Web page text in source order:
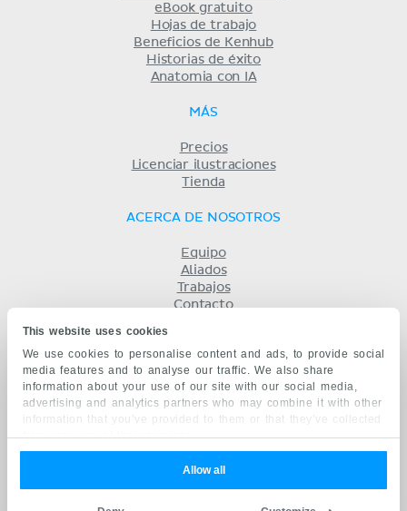
This website uses cookies
We use cookies to personalise content and ads, to provide social
media features and to analyse our traffic. We also share
information about your use of our site with our social media,
advertising and analytics partners who may combine it with other
information that you’ve provided to them or that they’ve collected
from your use of their services.
Allow all
eBook gratuito
Hojas de trabajo
Beneficios de Kenhub
Historias de éxito
Anatomia con IA
MÁS
Precios
Licenciar ilustraciones
Tienda
ACERCA DE NOSOTROS
Equipo
Aliados
Trabajos
Contacto
Términos y condiciones
Privacidad
KENHUB EN...
English
русский